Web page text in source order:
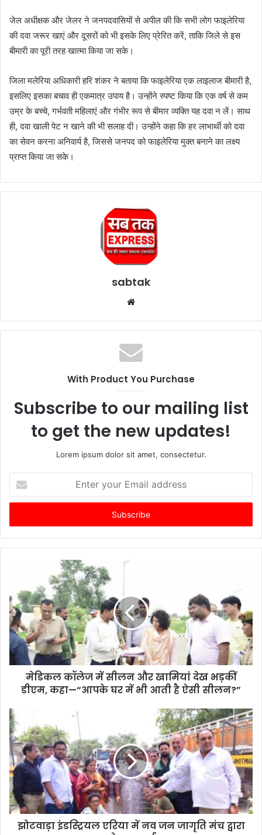
जेल अधीक्षक और जेलर ने जनपदवासियों से अपील की कि सभी लोग फाइलेरिया
की दवा जरूर खाएं और दूसरों को भी इसके लिए प्रेरित करें, ताकि जिले से इस
बीमारी का पूरी तरह खात्मा किया जा सके।
जिला मलेरिया अधिकारी हरि शंकर ने बताया कि फाइलेरिया एक लाइलाज बीमारी है,
इसलिए इसका बचाव ही एकमात्र उपाय है। उन्होंने स्पष्ट किया कि एक वर्ष से कम
उम्र के बच्चे, गर्भवती महिलाएं और गंभीर रूप से बीमार व्यक्ति यह दवा न लें। साथ
ही, दवा खाली पेट न खाने की भी सलाह दी। उन्होंने कहा कि हर लाभार्थी को दवा
का सेवन करना अनिवार्य है, जिससे जनपद को फाइलेरिया मुक्त बनाने का लक्ष्य
प्राप्त किया जा सके।
sabtak
Website
With Product You Purchase
Subscribe to our mailing list
to get the new updates!
Lorem ipsum dolor sit amet, consectetur.
your
Email
मेडिकल कॉलेज में सीलन और खामियां देख भड़कीं
डीएम, कहा—“आपके घर में भी आती है ऐसी सीलन?”
झोटवाड़ा इंडस्ट्रियल एरिया में नव जन जागृति मंच द्वारा